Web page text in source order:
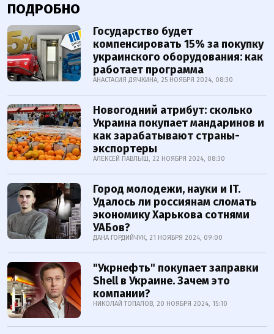
ПОДРОБНО
Государство будет
компенсировать 15% за покупку
украинского оборудования: как
работает программа
АНАСТАСИЯ ДЯЧКИНА, 25 НОЯБРЯ 2024, 08:30
Новогодний атрибут: сколько
Украина покупает мандаринов и
как зарабатывают страны-
экспортеры
АЛЕКСЕЙ ПАВЛЫШ, 22 НОЯБРЯ 2024, 08:30
Город молодежи, науки и IT.
Удалось ли россиянам сломать
экономику Харькова сотнями
УАБов?
ДАНА ГОРДИЙЧУК, 21 НОЯБРЯ 2024, 09:00
"Укрнефть" покупает заправки
Shell в Украине. Зачем это
компании?
НИКОЛАЙ ТОПАЛОВ, 20 НОЯБРЯ 2024, 15:10